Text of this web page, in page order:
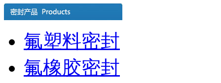
氟塑料密封
氟橡胶密封